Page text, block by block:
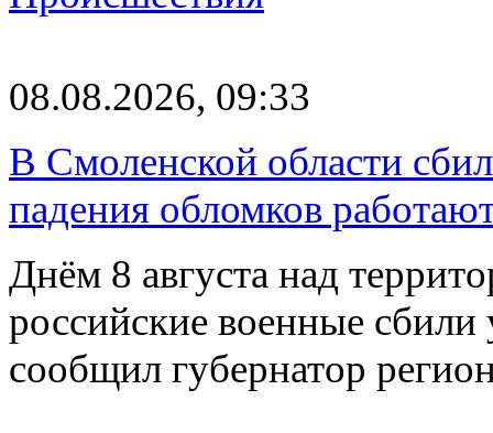
08.08.2026, 09:33
В Смоленской области
падения обломков
Днём 8 августа над
российские военные
сообщил губернатор